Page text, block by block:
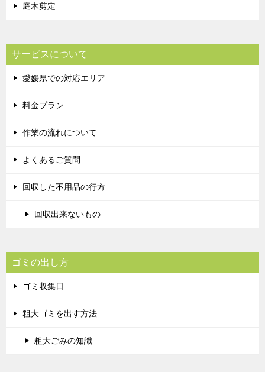
庭木剪定
サービスについて
愛媛県での対応エリア
料金プラン
作業の流れについて
よくあるご質問
回収した不用品の行方
回収出来ないもの
ゴミの出し方
ゴミ収集日
粗大ゴミを出す方法
粗大ごみの知識